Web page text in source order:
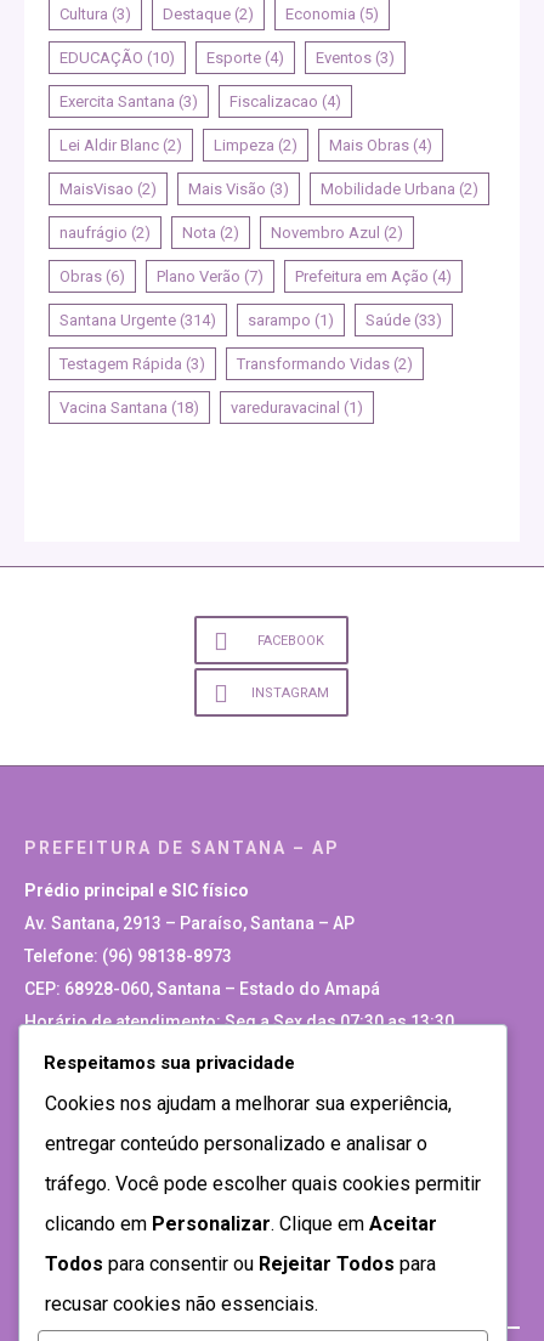
Cultura (3) Destaque (2) Economia (5)
EDUCAÇÃO (10) Esporte (4) Eventos (3)
Exercita Santana (3) Fiscalizacao (4)
Lei Aldir Blanc (2) Limpeza (2) Mais Obras (4)
MaisVisao (2) Mais Visão (3) Mobilidade Urbana (2)
naufrágio (2) Nota (2) Novembro Azul (2)
Obras (6) Plano Verão (7) Prefeitura em Ação (4)
Santana Urgente (314) sarampo (1) Saúde (33)
Testagem Rápida (3) Transformando Vidas (2)
Vacina Santana (18) vareduravacinal (1)
FACEBOOK
INSTAGRAM
PREFEITURA DE SANTANA – AP
Prédio principal e SIC físico
Av. Santana, 2913 – Paraíso, Santana – AP
Telefone: (96) 98138-8973
CEP: 68928-060, Santana – Estado do Amapá
Horário de atendimento: Seg a Sex das 07:30 as 13:30
Site Antigo
Respeitamos sua privacidade
Cookies nos ajudam a melhorar sua experiência,
entregar conteúdo personalizado e analisar o
tráfego. Você pode escolher quais cookies permitir
clicando em Personalizar. Clique em Aceitar
Todos para consentir ou Rejeitar Todos para
recusar cookies não essenciais.